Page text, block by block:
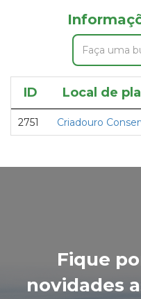
ID Local de
2751 Criadouro
Fique
novidades